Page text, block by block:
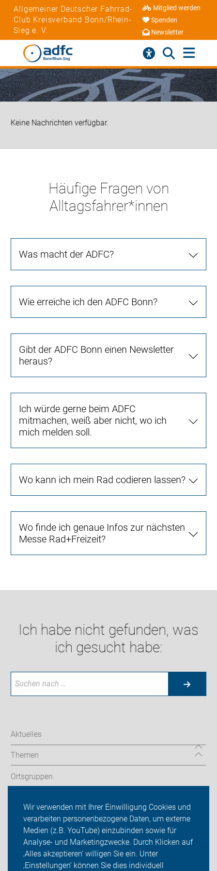
Wir verwenden mit Ihrer Einwilligung Cookies und
verarbeiten personenbezogene Daten, um externe
Medien (z.B. YouTube) einzubinden sowie für
Analyse- und Marketingzwecke. Durch Klicken auf
‚Alles akzeptieren‘ willigen Sie ein. Unter
‚Einstellungen‘ können Sie dies individuell
Allgemeiner Deutscher Fahrrad-
Club Kreisverband Bonn/Rhein-
Sieg e. V.
Mitglied werden
Spenden
Newsletter
Keine Nachrichten verfügbar.
Häufige Fragen von
Alltagsfahrer*innen
Was macht der ADFC?
Wie erreiche ich den ADFC Bonn?
Gibt der ADFC Bonn einen Newsletter
heraus?
Ich würde gerne beim ADFC
mitmachen, weiß aber nicht, wo ich
mich melden soll.
Wo kann ich mein Rad codieren lassen?
Wo finde ich genaue Infos zur nächsten
Messe Rad+Freizeit?
Ich habe nicht gefunden, was
ich gesucht habe:
Aktuelles
Themen
Ortsgruppen
ADFC Bonn/Rhein-Sieg
Sei dabei
Presse